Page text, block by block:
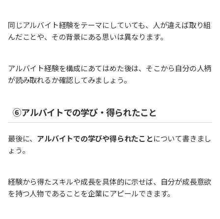
同じアルバイト経験をテーマにしていても、人が違えば取り組
んだことや、その背景にある思いは異なります。
アルバイト経験を構成にあてはめた後は、そこから自分の人柄
が読み取れるか確認してみましょう。
⑥アルバイトでの学び・得られたこと
最後に、 アルバイトでの学びや得られたことについて書きまし
ょう。
経験から得たスキルや成長を具体的に示せば、自分が成長意欲
を持つ人物であることを企業にアピールできます。